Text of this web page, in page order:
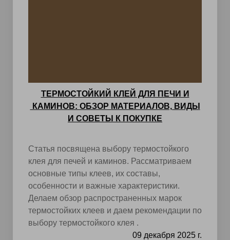
ТЕРМОСТОЙКИЙ КЛЕЙ ДЛЯ ПЕЧИ И
КАМИНОВ: ОБЗОР МАТЕРИАЛОВ, ВИДЫ
И СОВЕТЫ К ПОКУПКЕ
Статья посвящена выбору термостойкого
клея для печей и каминов. Рассматриваем
основные типы клеев, их составы,
особенности и важные характеристики.
Делаем обзор распространенных марок
термостойких клеев и даем рекомендации по
выбору термостойкого клея .
09 декабря 2025 г.